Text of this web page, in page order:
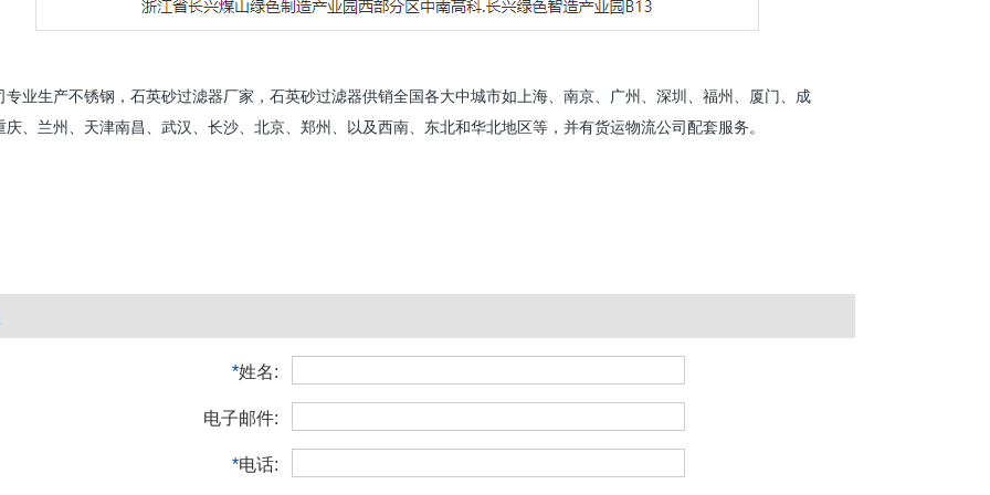
专业生产不锈钢，石英砂过滤器厂家，石英砂过滤器供销全国各大中城市如上海、南京、广州、深圳、福州、厦门、成
庆、兰州、天津南昌、武汉、长沙、北京、郑州、以及西南、东北和华北地区等，并有货运物流公司配套服务。
*姓名:
电子邮件:
*电话: